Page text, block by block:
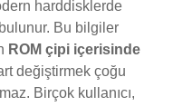
harddisklerde
Bu bilgiler
ROM çipi içerisinde
değiştirmek çoğu
Birçok kullanıcı,